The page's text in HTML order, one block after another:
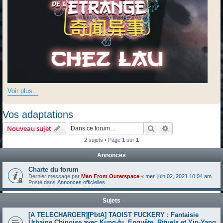
Voir plus...
Vos adaptations
Nouveau sujet RechercherRecherche
2 sujets • Page 1 sur 1
Annonces
Charte du forum
Dernier message par Man From Outerspace « mer. juin 02, 2021 10:04 am
Posté dans Annonces officielles
Sujets
[A TELECHARGER][PbtA] TAOIST FUCKERY : Fantaisie